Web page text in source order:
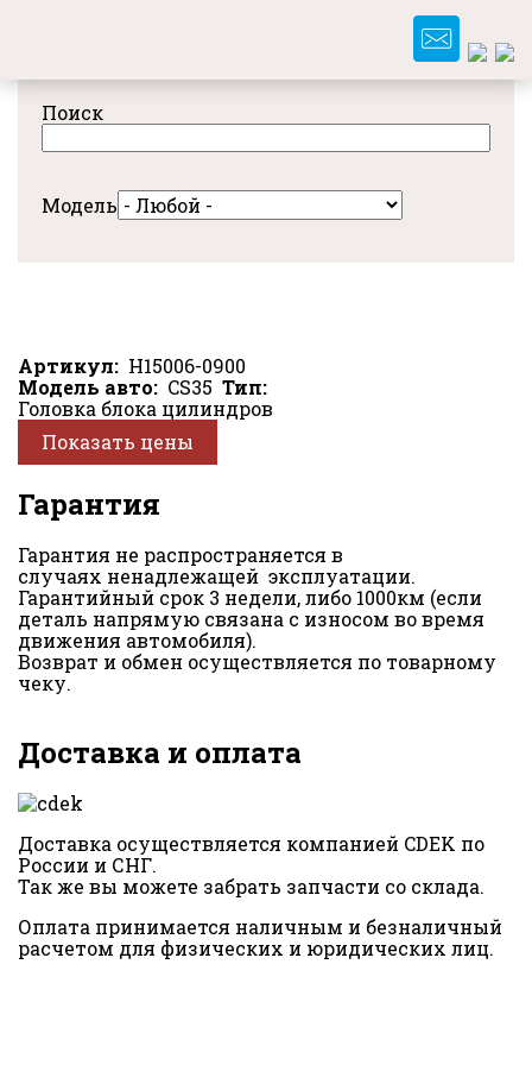
содержанию
Поиск
Модель
Артикул
H15006-0900
Модель авто
CS35 Тип
Головка блока цилиндров
Показать цены
Гарантия
Гарантия не распространяется в
случаях ненадлежащей эксплуатации.
Гарантийный срок 3 недели, либо 1000км (если
деталь напрямую связана с износом во время
движения автомобиля).
Возврат и обмен осуществляется по товарному
чеку.
Доставка и оплата
Доставка осуществляется компанией CDEK по
России и СНГ.
Так же вы можете забрать запчасти со склада.
Оплата принимается наличным и безналичный
расчетом для физических и юридических лиц.